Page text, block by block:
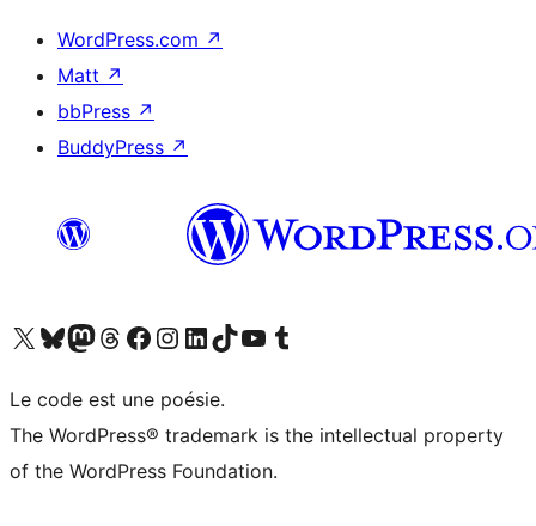
WordPress.com ↗
Matt ↗
bbPress ↗
BuddyPress ↗
Visitez notre compte X (précédemment Twitter)
Visiter notre compte Bluesky
Visiter notre compte Mastodon
Visiter notre compte Threads
Consulter notre compte Facebook
Consulter notre compte Instagram
Consulter notre compte LinkedIn
Visiter notre compte TokTok
Visiter notre chaîne YouTube
Visiter notre compte Tumblr
Le code est une poésie.
The WordPress® trademark is the intellectual property
of the WordPress Foundation.